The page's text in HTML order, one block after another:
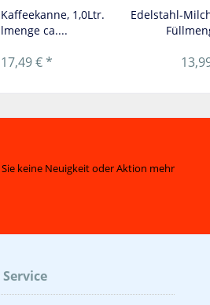
1,0Ltr.
ca....
17,49 € *
Edelstahl-
keine Neuigkeit oder Aktion mehr